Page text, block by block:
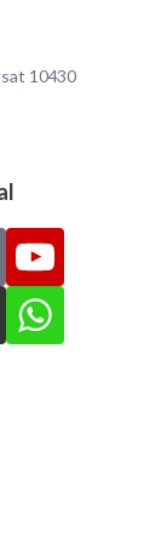
10430